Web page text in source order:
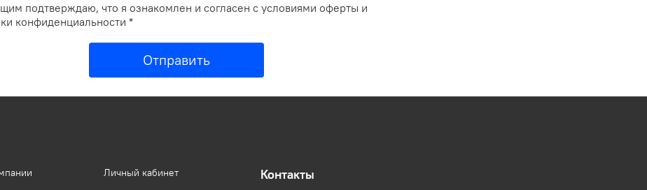
подтверждаю, что я ознакомлен и согласен с условиями оферты и
конфиденциальности *
Отправить
Личный кабинет
Контакты